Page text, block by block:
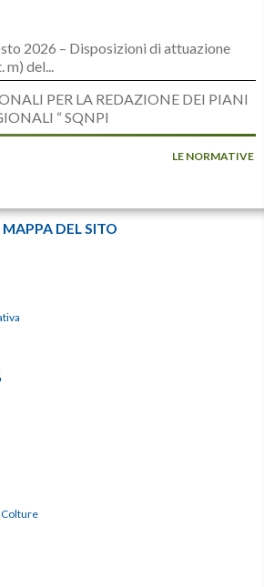
2026 – Disposizioni di attuazione
del...
PER LA REDAZIONE DEI PIANI
“ SQNPI
LE NORMATIVE
MAPPA DEL SITO
Colture